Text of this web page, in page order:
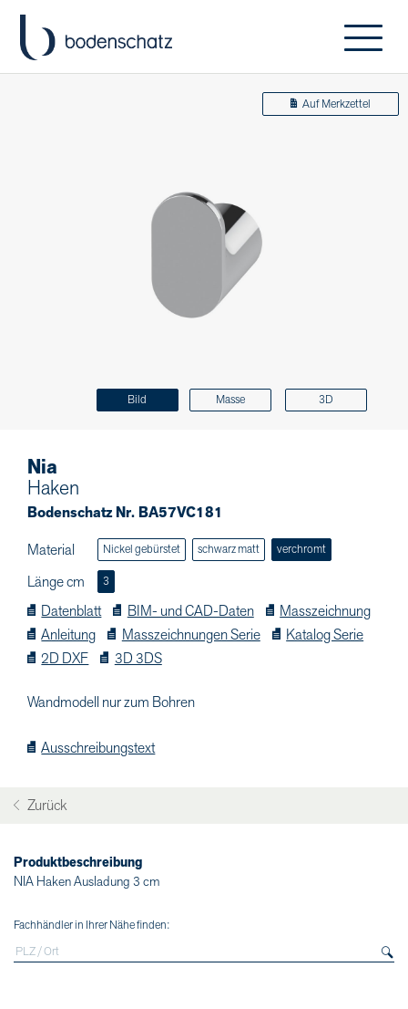
Bild Masse 3D
Auf Merkzettel
Nia
Haken
Bodenschatz Nr. BA57VC181
Material
Nickel gebürstet schwarz matt verchromt
Länge cm 3
Datenblatt BIM- und CAD-Daten
Masszeichnung
Anleitung
Masszeichnungen Serie
Katalog Serie
2D DXF
3D 3DS
Wandmodell nur zum Bohren
Ausschreibungstext
Zurück
Produktbeschreibung
NIA Haken Ausladung 3 cm
Fachhändler in Ihrer Nähe finden: